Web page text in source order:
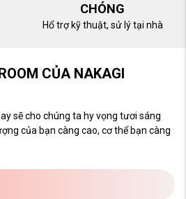
CHÓNG
Hổ trợ kỹ thuật, sử lý tại nhà
CỦA NAKAGI
sẽ cho chúng ta hy vọng tươi sáng
của bạn càng cao, cơ thể bạn càng